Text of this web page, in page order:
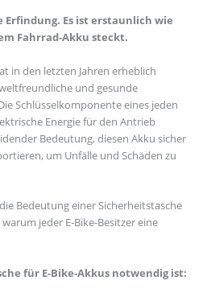
Erfindung. Es ist erstaunlich wie
Fahrrad-Akku steckt.
in den letzten Jahren erheblich
und gesunde
Schlüsselkomponente eines jeden
Energie für den Antrieb
Bedeutung, diesen Akku sicher
um Unfälle und Schäden zu
Bedeutung einer Sicherheitstasche
jeder E-Bike-Besitzer eine
für E-Bike-Akkus notwendig ist: